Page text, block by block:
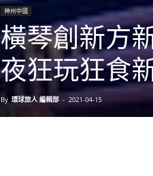
神州中國
橫琴創新方
夜狂玩狂食
By 環球旅人 編輯部 - 2021-04-15